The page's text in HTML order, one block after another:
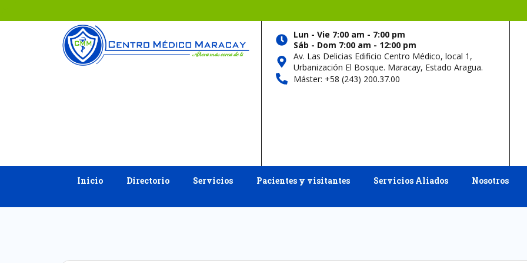
Lun - Vie 7:00 am - 7:00 pm
Sáb - Dom 7:00 am - 12:00 pm
Av. Las Delicias Edificio Centro Médico, local 1,
Urbanización El Bosque. Maracay, Estado Aragua.
Máster: +58 (243) 200.37.00
Inicio Directorio Servicios Pacientes y visitantes Servicios Aliados Nosotros